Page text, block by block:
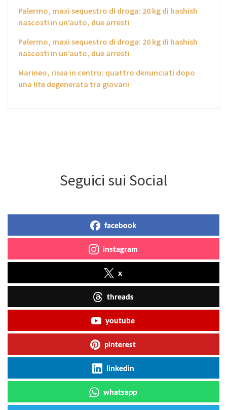
Palermo, maxi sequestro di droga: 20 kg di hashish
nascosti in un’auto, due arresti
Palermo, maxi sequestro di droga: 20 kg di hashish
nascosti in un’auto, due arresti
Marineo, rissa in centro: quattro denunciati dopo
una lite degenerata tra giovani
Seguici sui Social
facebook
instagram
x
threads
youtube
pinterest
linkedin
whatsapp